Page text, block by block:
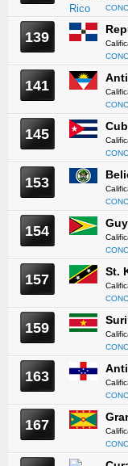
139
141
145
153
154
157 St.
159
163
167